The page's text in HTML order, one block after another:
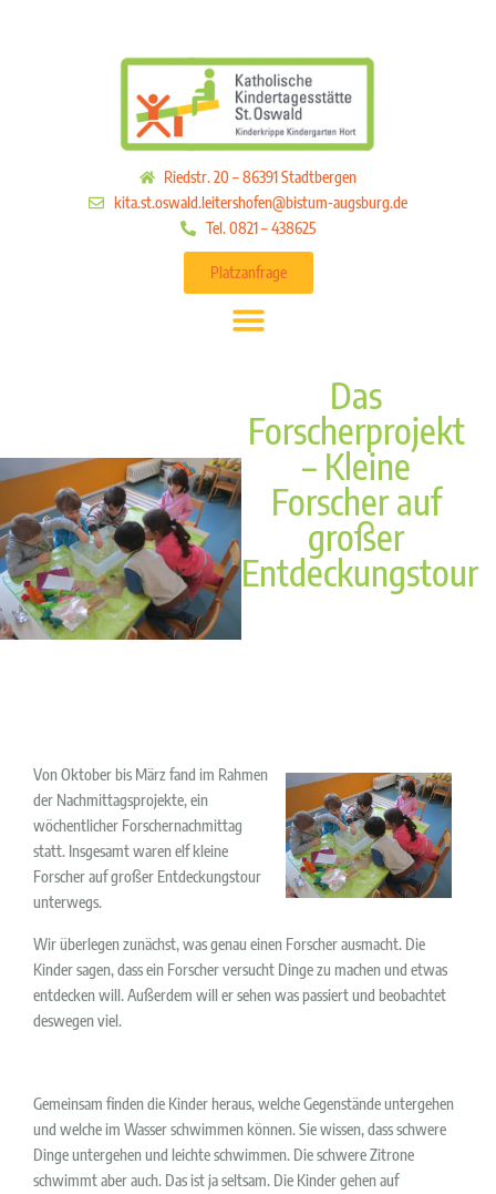
Riedstr. 20 – 86391 Stadtbergen
kita.st.oswald.leitershofen@bistum-augsburg.de
Tel. 0821 – 438625
Platzanfrage
Das
Forscherprojekt
– Kleine
Forscher auf
großer
Entdeckungstour
Von Oktober bis März fand im Rahmen
der Nachmittagsprojekte, ein
wöchentlicher Forschernachmittag
statt. Insgesamt waren elf kleine
Forscher auf großer Entdeckungstour
unterwegs.
Wir überlegen zunächst, was genau einen Forscher ausmacht. Die
Kinder sagen, dass ein Forscher versucht Dinge zu machen und etwas
entdecken will. Außerdem will er sehen was passiert und beobachtet
deswegen viel.
Gemeinsam finden die Kinder heraus, welche Gegenstände untergehen
und welche im Wasser schwimmen können. Sie wissen, dass schwere
Dinge untergehen und leichte schwimmen. Die schwere Zitrone
schwimmt aber auch. Das ist ja seltsam. Die Kinder gehen auf